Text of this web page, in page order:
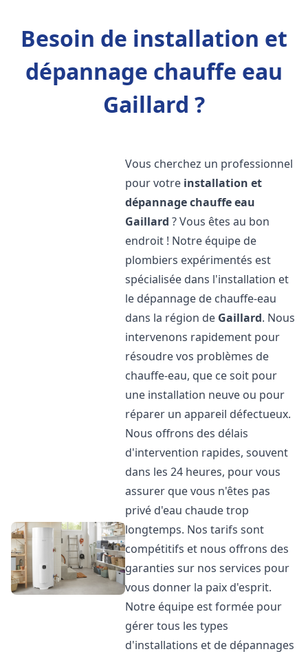
Besoin de installation et
dépannage chauffe eau
Gaillard ?
Vous cherchez un professionnel
pour votre installation et
dépannage chauffe eau
Gaillard ? Vous êtes au bon
endroit ! Notre équipe de
plombiers expérimentés est
spécialisée dans l'installation et
le dépannage de chauffe-eau
dans la région de Gaillard. Nous
intervenons rapidement pour
résoudre vos problèmes de
chauffe-eau, que ce soit pour
une installation neuve ou pour
réparer un appareil défectueux.
Nous offrons des délais
d'intervention rapides, souvent
dans les 24 heures, pour vous
assurer que vous n'êtes pas
privé d'eau chaude trop
longtemps. Nos tarifs sont
compétitifs et nous offrons des
garanties sur nos services pour
vous donner la paix d'esprit.
Notre équipe est formée pour
gérer tous les types
d'installations et de dépannages